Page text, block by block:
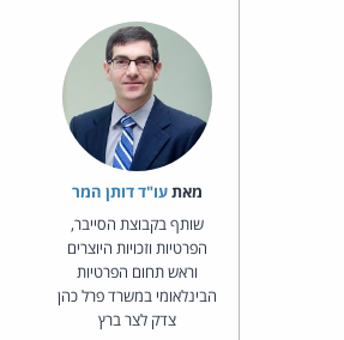
מאת‏עו"ד דותן המר
שותף בקבוצת הסייבר,
הפרטיות וזכויות היוצרים
וראש תחום הפרטיות
הבינלאומי במשרד פרל כהן
צדק לצר ברץ